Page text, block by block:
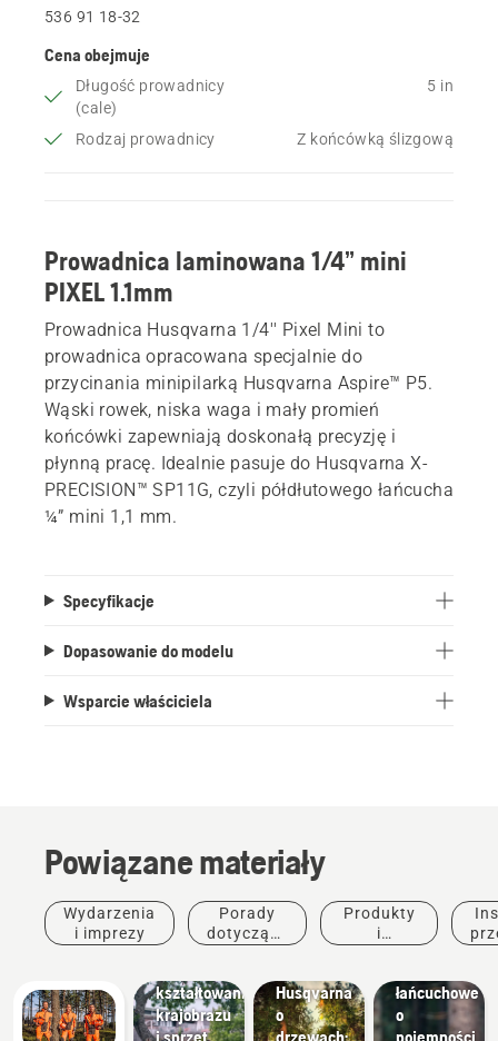
536 91 18‑32
Cena obejmuje
Długość prowadnicy
(cale)
5 in
Rodzaj prowadnicy Z końcówką ślizgową
Prowadnica laminowana 1/4” mini
PIXEL 1.1mm
Prowadnica Husqvarna 1/4'' Pixel Mini to
prowadnica opracowana specjalnie do
przycinania minipilarką Husqvarna Aspire™ P5.
Wąski rowek, niska waga i mały promień
końcówki zapewniają doskonałą precyzję i
płynną pracę. Idealnie pasuje do Husqvarna X-
PRECISION™ SP11G, czyli półdłutowego łańcucha
¼” mini 1,1 mm.
Specyfikacje
Dopasowanie do modelu
Wsparcie właściciela
Powiązane materiały
Wydarzenia
i imprezy
Porady
dotyczące
Produkty
i
Narzędzia
do
kształtowania
krajobrazu,
komercyjny
kształtowania
krajobrazu
i sprzęt
Historie i
inspiracje
Husqvarna
o
drzewach:
Produkty i
innowacje
Nowe
łańcuchowe
o
pojemności